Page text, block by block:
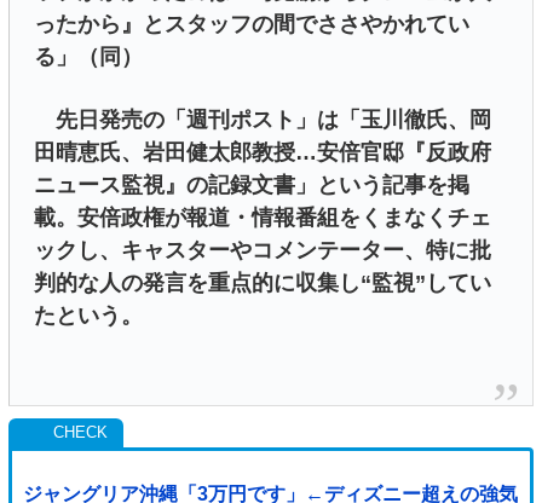
ったから』とスタッフの間でささやかれてい
る」（同）
先日発売の「週刊ポスト」は「玉川徹氏、岡
田晴恵氏、岩田健太郎教授…安倍官邸『反政府
ニュース監視』の記録文書」という記事を掲
載。安倍政権が報道・情報番組をくまなくチェ
ックし、キャスターやコメンテーター、特に批
判的な人の発言を重点的に収集し“監視”してい
たという。
ジャングリア沖縄「3万円です」←ディズニー超えの強気